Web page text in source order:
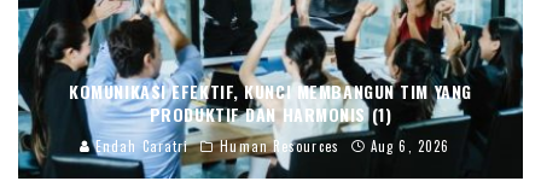
KOMUNIKASI EFEKTIF, KUNCI MEMBANGUN TIM YANG
PRODUKTIF DAN HARMONIS (1)
Endah Caratri Human Resources Aug 6, 2026